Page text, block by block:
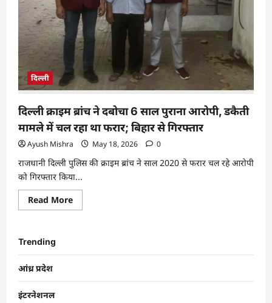
दिल्ली
दिल्ली क्राइम ब्रांच ने दबोचा 6 साल पुराना आरोपी, डकैती
मामले में चल रहा था फरार; बिहार से गिरफ्तार
Ayush Mishra May 18, 2026 0
राजधानी दिल्ली पुलिस की क्राइम ब्रांच ने साल 2020 से फरार चल रहे आरोपी
को गिरफ्तार किया...
Read More
Trending
आंध्र प्रदेश
इंटरनेशनल